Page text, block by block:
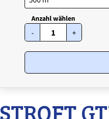
- STROFT
GTM
•
0,475
kg
+
STROFT